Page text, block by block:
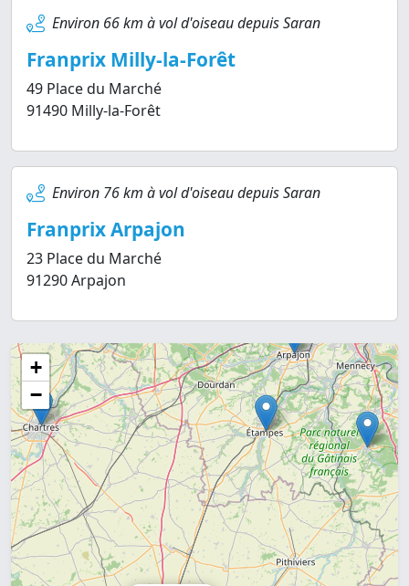
Environ 66 km à vol d'oiseau depuis Saran
Franprix Milly-la-Forêt
49 Place du Marché
91490 Milly-la-Forêt
Environ 76 km à vol d'oiseau depuis Saran
Franprix Arpajon
23 Place du Marché
91290 Arpajon
+
−